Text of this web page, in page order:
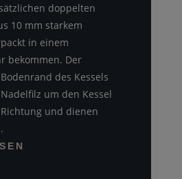
doppelten
10 mm starkem
in einem
bekommen. Der
des Kessels
um den Kessel
und dienen